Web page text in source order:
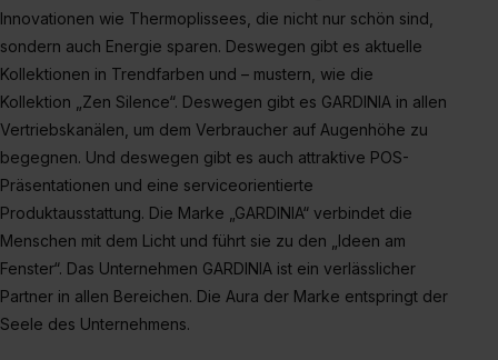
einzelnen Cookies findest du durch Klick auf „Details
zeigen“. Weitere Informationen:Datenschutzerklärung
Impressum
Innovationen wie Thermoplissees, die nicht nur schön sind,
sondern auch Energie sparen. Deswegen gibt es aktuelle
Kollektionen in Trendfarben und – mustern, wie die
Kollektion „Zen Silence“. Deswegen gibt es GARDINIA in allen
Vertriebskanälen, um dem Verbraucher auf Augenhöhe zu
begegnen. Und deswegen gibt es auch attraktive POS-
Präsentationen und eine serviceorientierte
Produktausstattung. Die Marke „GARDINIA“ verbindet die
Menschen mit dem Licht und führt sie zu den „Ideen am
Fenster“. Das Unternehmen GARDINIA ist ein verlässlicher
Partner in allen Bereichen. Die Aura der Marke entspringt der
Seele des Unternehmens.